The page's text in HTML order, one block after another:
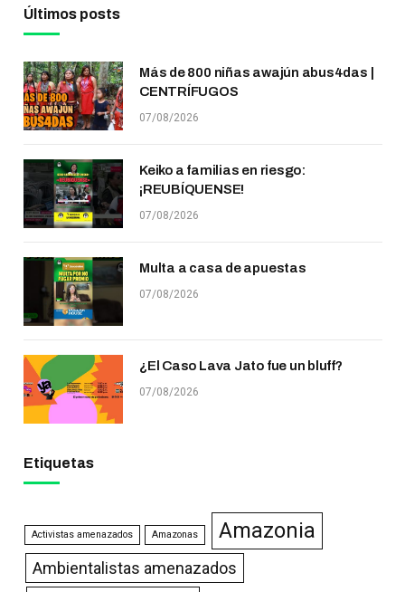
Últimos posts
Más de 800 niñas awajún abus4das |
CENTRÍFUGOS
07/08/2026
Keiko a familias en riesgo:
¡REUBÍQUENSE!
07/08/2026
Multa a casa de apuestas
07/08/2026
¿El Caso Lava Jato fue un bluff?
07/08/2026
Etiquetas
Activistas amenazados Amazonas Amazonia
Ambientalistas amenazados